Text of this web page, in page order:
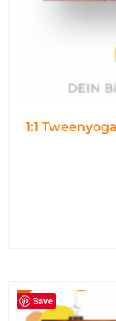
1:1
Save